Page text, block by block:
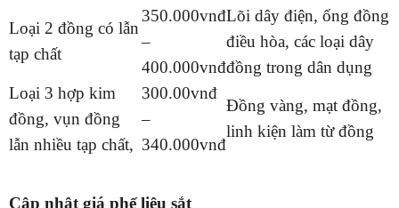
Loại 2 đồng có lẫn
tạp chất
350.000vnđ
–
400.000vnđ
Lõi dây điện, ống đồng
điều hòa, các loại dây
đồng trong dân dụng
Loại 3 hợp kim
đồng, vụn đồng
lẫn nhiều tạp chất,
300.00vnđ
–
340.000vnđ
Đồng vàng, mạt đồng,
linh kiện làm từ đồng
Cập nhật giá phế liệu sắt